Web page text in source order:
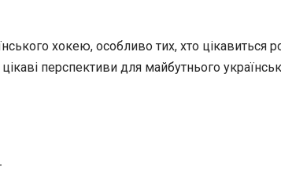
хокею, особливо тих, хто цікавиться
перспективи для майбутнього